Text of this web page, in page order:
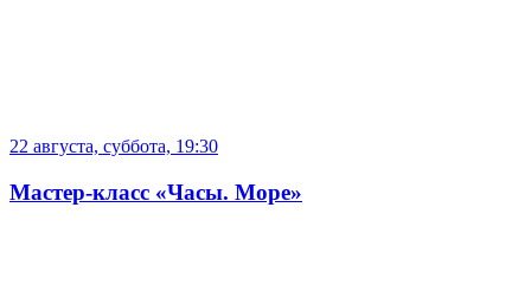
22 августа, суббота, 19:30
Мастер-класс «Часы. Море»